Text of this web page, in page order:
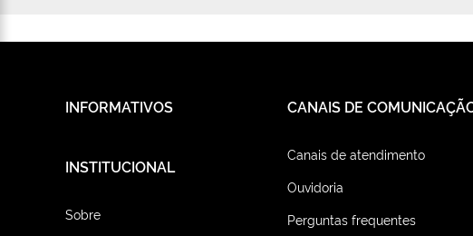
INFORMATIVOS CANAIS DE
Canais de atendimento
Ouvidoria
Perguntas frequentes
INSTITUCIONAL
Sobre